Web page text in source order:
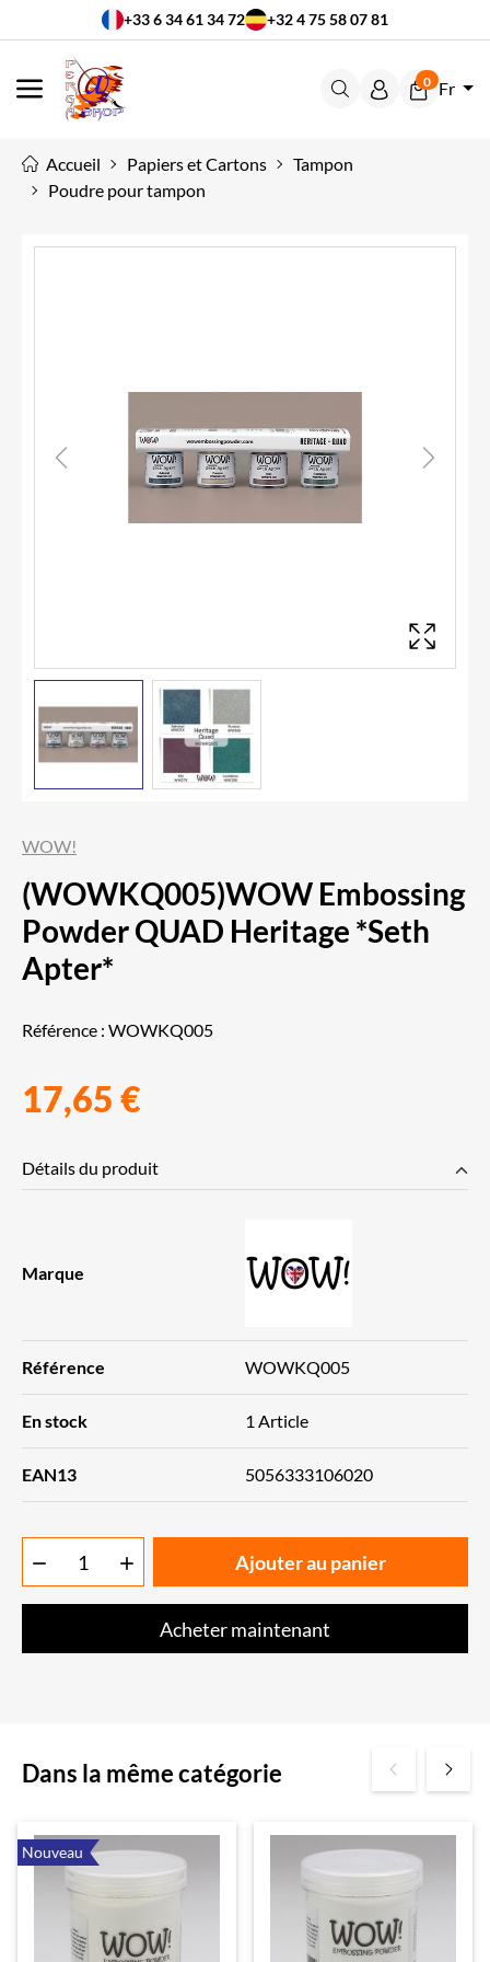
+33 6 34 61 34 72 +32 4 75 58 07 81
MENU
0 Fr
Accueil Papiers et Cartons
Tampon
Poudre pour tampon
Previous Next
WOW!
(WOWKQ005)WOW Embossing
Powder QUAD Heritage *Seth
Apter*
Référence : WOWKQ005
17,65 €
Détails du produit
Marque
Référence WOWKQ005
En stock 1 Article
EAN13 5056333106020
  Ajouter au panier
Acheter maintenant
Dans la même catégorie
Nouveau